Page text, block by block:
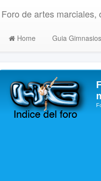
Foro de artes
Home Guia Gimnasios